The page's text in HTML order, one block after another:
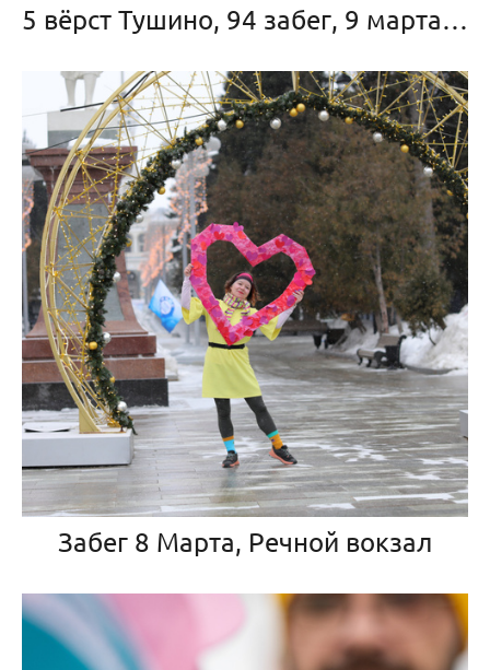
5 вёрст Тушино, 94 забег, 9 марта 2024 г.
Забег 8 Марта, Речной вокзал